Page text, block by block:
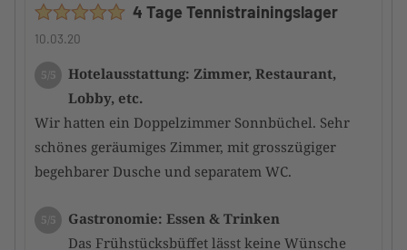
Wellness: Badebereich, Sauna, etc.
Nach Tennis oder Ausflügen war der schöne,
große Pool (Hallenbad) ein Ort für Entspannung.
Die Temperatur war perfekt. Sehr schönes
Ambiente. Sauna etc haben wir nicht genutzt, da
wir die meiste Zeit mit Tennis & Ausflügen
verbrachten.
5/5
Service: Freundlichkeit, Flexibilität, etc.
Kurz und knapp: TOP!
4 Tage Tennistrainingslager
10.03.20
5/5
Hotelausstattung: Zimmer, Restaurant,
Lobby, etc.
Wir hatten ein Doppelzimmer Sonnbüchel. Sehr
schönes geräumiges Zimmer, mit grosszügiger
begehbarer Dusche und separatem WC.
5/5
Gastronomie: Essen & Trinken
Das Frühstücksbüffet lässt keine Wünsche